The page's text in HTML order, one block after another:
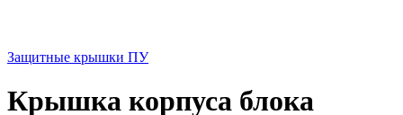
Защитные крышки ПУ
Крышка корпуса блока